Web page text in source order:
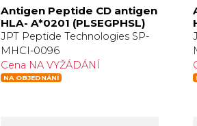
Antigen Peptide CD antigen
HLA- A*0201 (PLSEGPHSL)
JPT Peptide Technologies SP-
MHCI-0096
Cena NA VYŽÁDÁNÍ
NA OBJEDNÁNÍ